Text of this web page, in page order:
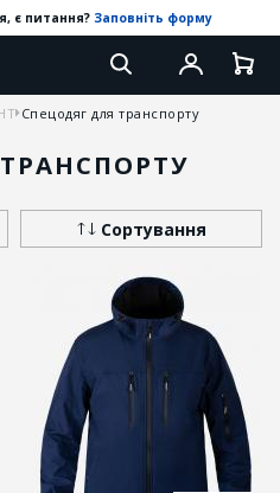
є питання? Заповніть форму
Спецодяг для транспорту
Сортування